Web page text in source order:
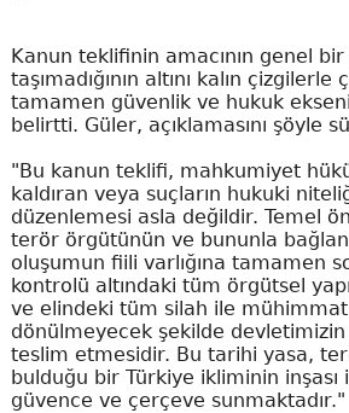
Kanun teklifinin amacının genel
taşımadığının altını kalın
tamamen güvenlik ve hukuk
belirtti. Güler, açıklamasını şöyle
"Bu kanun teklifi, mahkumiyet
kaldıran veya suçların hukuki
düzenlemesi asla değildir. Temel
terör örgütünün ve bununla
oluşumun fiili varlığına tamamen
kontrolü altındaki tüm örgütsel
ve elindeki tüm silah ile
dönülmeyecek şekilde
teslim etmesidir. Bu tarihi yasa,
bulduğu bir Türkiye ikliminin inşası
güvence ve çerçeve sunmaktadır."